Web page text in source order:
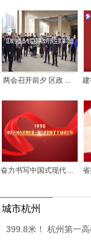
两会召开前夕 区政 ... 建
奋力书写中国式现代 ... 省
城市杭州
399.8米！ 杭州第一高